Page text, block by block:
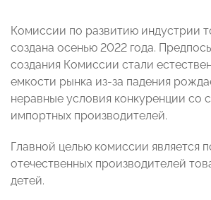
Комиссии по развитию индустрии
создана осенью 2022 года.
создания Комиссии стали
емкости рынка из-за падения
неравные условия конкуренции со
импортных производителей.
Главной целью комиссии является
отечественных производителей
детей.